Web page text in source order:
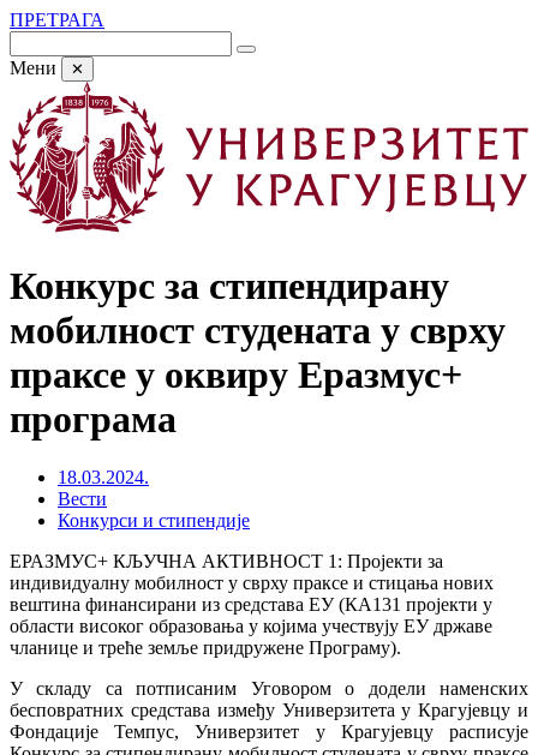
ПРЕТРАГА
Мени ✕
Конкурс за стипендирану
мобилност студената у сврху
праксе у оквиру Еразмус+
програма
18.03.2024.
Вести
Конкурси и стипендије
ЕРАЗМУС+ КЉУЧНА АКТИВНОСТ 1: Пројекти за
индивидуалну мобилност у сврху праксе и стицања нових
вештина финансирани из средстава ЕУ (КА131 пројекти у
области високог образовања у којима учествују ЕУ државе
чланице и треће земље придружене Програму).
У складу са потписаним Уговором о додели наменских
бесповратних средстава између Универзитета у Крагујевцу и
Фондације Темпус, Универзитет у Крагујевцу расписује